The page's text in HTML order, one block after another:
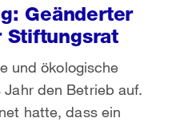
Geänderter
Stiftungsrat
und ökologische
den Betrieb auf.
hatte, dass ein